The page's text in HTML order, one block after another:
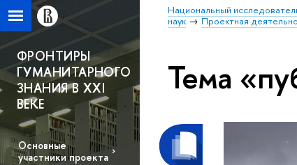
Национальный
наук
Проектная
ФРОНТИРЫ
ГУМАНИТАРНОГО
ЗНАНИЯ В XXI
ВЕКЕ
Основные
участники проекта
Тема